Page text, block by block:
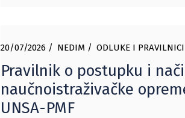
20/07/2026 NEDIM ODLUKE I
Pravilnik o postupku i
naučnoistraživačke
UNSA-PMF